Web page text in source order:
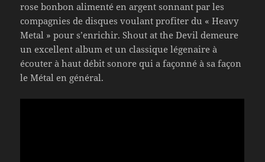
rose bonbon alimenté en argent sonnant par les
compagnies de disques voulant profiter du « Heavy
Metal » pour s’enrichir. Shout at the Devil demeure
un excellent album et un classique légenaire à
écouter à haut débit sonore qui a façonné à sa façon
le Métal en général.